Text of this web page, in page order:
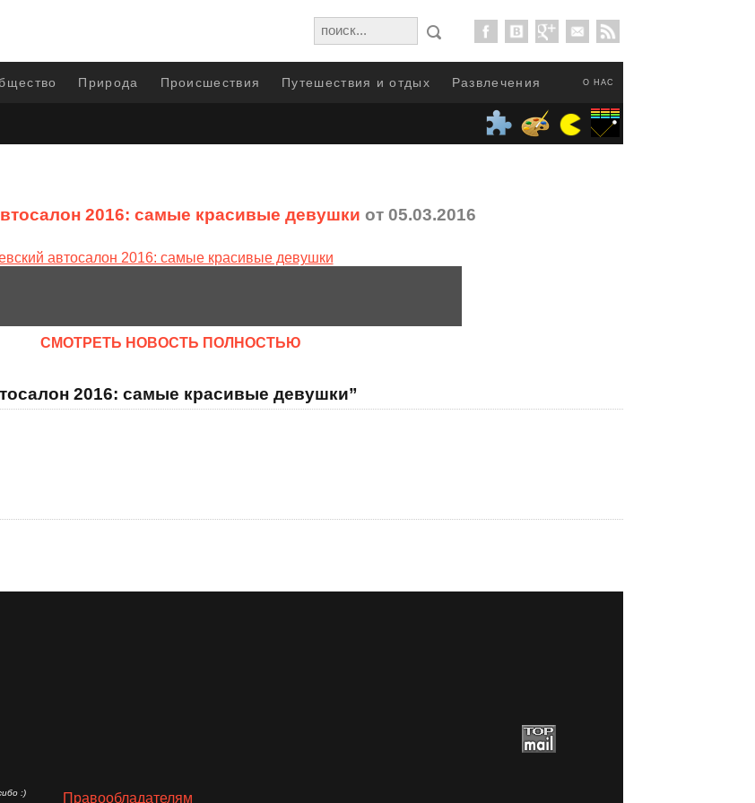
О НАС
Природа Происшествия Путешествия и отдых Развлечения
2016: самые красивые девушки от 05.03.2016
CМОТРЕТЬ НОВОСТЬ ПОЛНОСТЬЮ
2016: самые красивые девушки”
:) Правообладателям